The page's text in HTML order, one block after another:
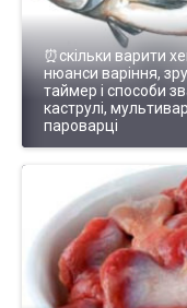
⏰скільки варити
нюанси варіння,
таймер і способи
каструлі,
пароварці